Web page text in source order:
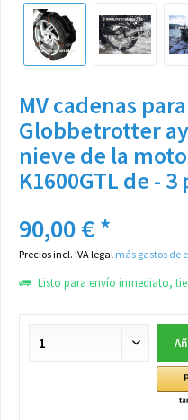
MV cadenas
Globbetrotter
nieve de la
K1600GTL de - 3
90,00 € *
Precios incl. IVA legal más gastos de
Listo para envío inmediato,